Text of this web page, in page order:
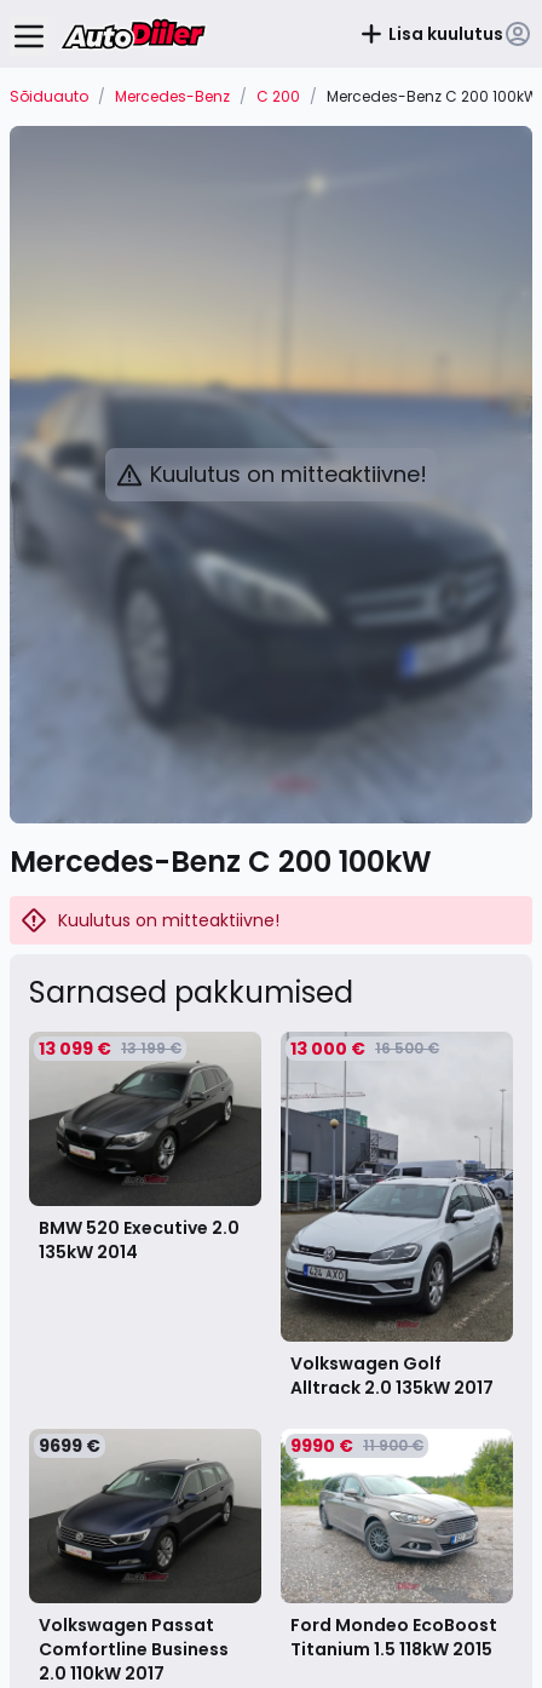
Lisa kuulutus
Sõiduauto / Mercedes-Benz / C 200 / Mercedes-Benz C 200 100kW
Kuulutus on mitteaktiivne!
Mercedes-Benz C 200 100kW
Kuulutus on mitteaktiivne!
Sarnased pakkumised
13 099 € 13 199 €
BMW 520 Executive 2.0
135kW 2014
13 000 € 16 500 €
Volkswagen Golf
Alltrack 2.0 135kW 2017
9699 €
Volkswagen Passat
Comfortline Business
2.0 110kW 2017
9990 € 11 900 €
Ford Mondeo EcoBoost
Titanium 1.5 118kW 2015